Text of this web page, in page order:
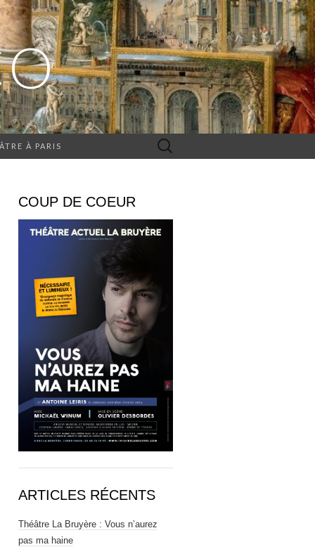
À PARIS Rechercher :
COUP DE COEUR
ARTICLES RÉCENTS
Théâtre La Bruyère : Vous n’aurez
pas ma haine